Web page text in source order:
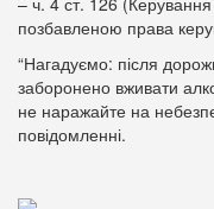
позбавленою права
“Нагадуємо: після
заборонено вживати
не наражайте на
повідомленні.